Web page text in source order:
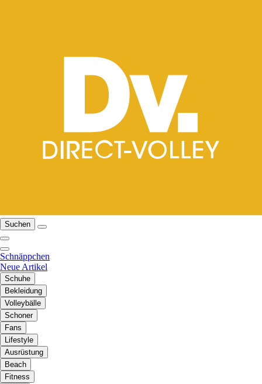
Suchen
Schnäppchen
Neue Artikel
Schuhe
Bekleidung
Volleybälle
Schoner
Fans
Lifestyle
Ausrüstung
Beach
Fitness